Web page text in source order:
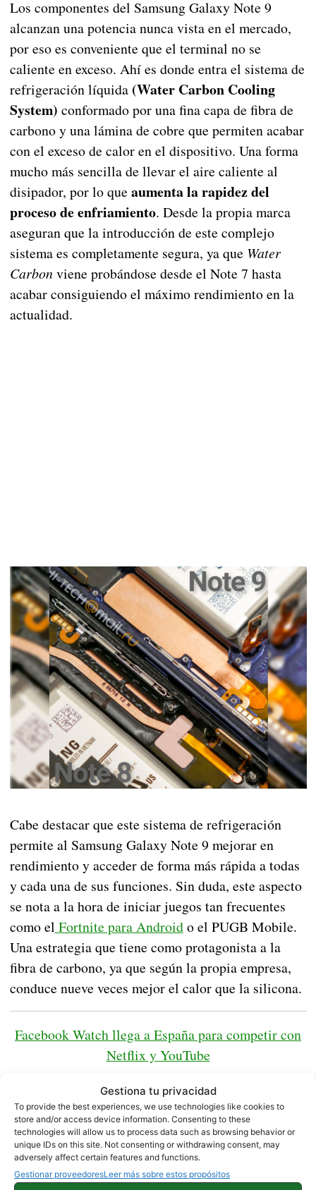
Gestiona tu privacidad
To provide the best experiences, we use technologies like cookies to
store and/or access device information. Consenting to these
technologies will allow us to process data such as browsing behavior or
unique IDs on this site. Not consenting or withdrawing consent, may
adversely affect certain features and functions.
Gestionar proveedoresLeer más sobre estos propósitos
Los componentes del Samsung Galaxy Note 9
alcanzan una potencia nunca vista en el mercado,
por eso es conveniente que el terminal no se
caliente en exceso. Ahí es donde entra el sistema de
refrigeración líquida(Water Carbon Cooling
System) conformado por una fina capa de fibra de
carbono y una lámina de cobre que permiten acabar
con el exceso de calor en el dispositivo. Una forma
mucho más sencilla de llevar el aire caliente al
disipador, por lo que aumenta la rapidez del
proceso de enfriamiento. Desde la propia marca
aseguran que la introducción de este complejo
sistema es completamente segura, ya que Water
Carbonviene probándose desde el Note 7 hasta
acabar consiguiendo el máximo rendimiento en la
actualidad.
Cabe destacar que este sistema de refrigeración
permite al Samsung Galaxy Note 9 mejorar en
rendimiento y acceder de forma más rápida a todas
y cada una de sus funciones. Sin duda, este aspecto
se nota a la hora de iniciar juegos tan frecuentes
como el Fortnite para Androido el PUGB Mobile.
Una estrategia que tiene como protagonista a la
fibra de carbono, ya que según la propia empresa,
conduce nueve veces mejor el calor que la silicona.
Facebook Watch llega a España para competir con
Netflix y YouTube
Fuente /Samsung
NOTICIAS SAMSUNG